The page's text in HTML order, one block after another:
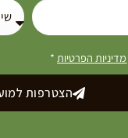
מדיניות הפרטיות*
הצטרפות